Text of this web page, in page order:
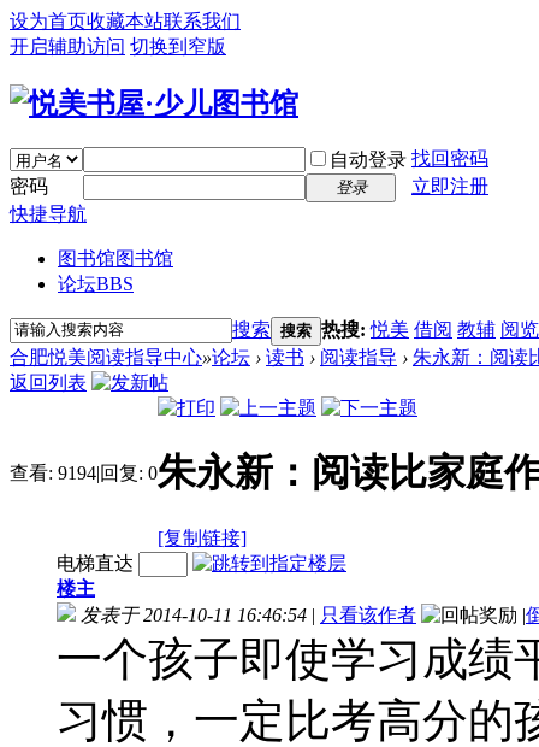
设为首页收藏本站联系我们
开启辅助访问 切换到窄版
自动登录 找回密码
密码
登录
立即注册
快捷导航
图书馆图书馆
论坛BBS
搜索 搜索 热搜:悦美 借阅 教辅 阅览
合肥悦美阅读指导中心»论坛 › 读书 › 阅读指导 › 朱永新：阅读
返回列表
查看: 9194|回复: 0朱永新：阅读比家庭
[复制链接]
电梯直达
楼主
发表于 2014-10-11 16:46:54 | 只看该作者 |
一个孩子即使学习成绩
习惯，一定比考高分的